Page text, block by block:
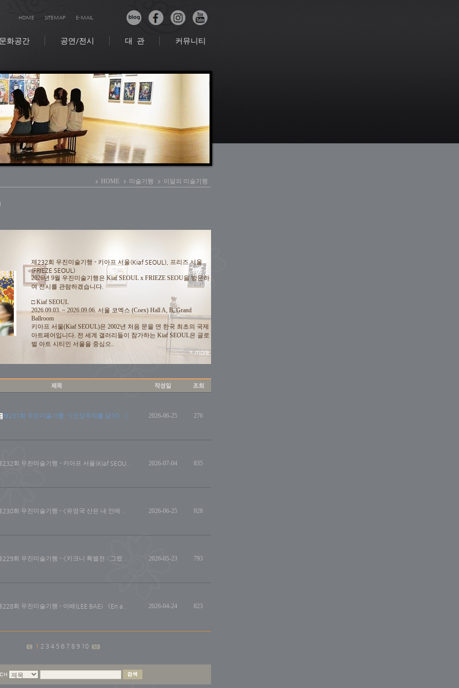
HOME SITEMAP E-MAIL
화공간 공연/전시 대 관 커뮤니티
HOME 미술기행 이달의 미술기행
제232회 우진미술기행 - 키아프 서울(Kiaf SEOUL), 프리즈 서울
(FRIEZE SEOUL)
2026년 9월 우진미술기행은 Kiaf SEOUL x FRIEZE SEOU을 방문하
여 전시를 관람하겠습니다.
□ Kiaf SEOUL
2026.09.03. ~ 2026.09.06. 서울 코엑스 (Coex) Hall A, B, Grand
Ballroom
키아프 서울(Kiaf SEOUL)은 2002년 처음 문을 연 한국 최초의 국제
아트페어입니다. 전 세계 갤러리들이 참가하는 Kiaf SEOUL은 글로
벌 아트 시티인 서울을 중심으..
+ more
제231회 우진미술기행 - <인상주의를 넘어>, <.. 2026-06-25 276
232회 우진미술기행 - 키아프 서울(Kiaf SEOU.. 2026-07-04 835
230회 우진미술기행 - <유영국 산은 내 안에 .. 2026-06-25 928
229회 우진미술기행 - <키크니 특별전 : 그렸.. 2026-05-23 793
228회 우진미술기행 - 이배(LEE BAE) 《En a.. 2026-04-24 823
1 2 3 4 5 6 7 8 9 10